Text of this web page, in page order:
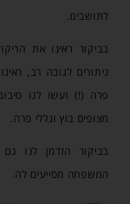
לתושבים.
בביקור ראינו את
ניתורים לגובה רב,
פרה (!) ועשו לנו
מצופים בוץ וגללי פרה.
בביקור הזדמן לנו
המשפחה מסייעים לה.